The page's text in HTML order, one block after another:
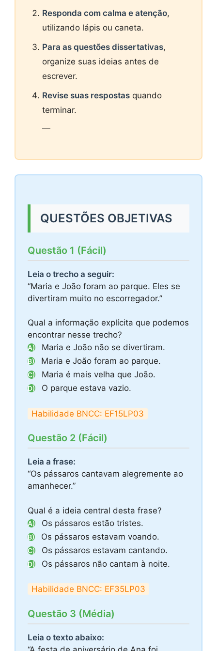
Responda com calma e atenção,
utilizando lápis ou caneta.
Para as questões dissertativas,
organize suas ideias antes de
escrever.
Revise suas respostas quando
terminar.
—
QUESTÕES OBJETIVAS
Questão 1 (Fácil)
Leia o trecho a seguir:
“Maria e João foram ao parque. Eles se
divertiram muito no escorregador.”
Qual a informação explícita que podemos
encontrar nesse trecho?
A) Maria e João não se divertiram.
B) Maria e João foram ao parque.
C) Maria é mais velha que João.
D) O parque estava vazio.
Habilidade BNCC: EF15LP03
Questão 2 (Fácil)
Leia a frase:
“Os pássaros cantavam alegremente ao
amanhecer.”
Qual é a ideia central desta frase?
A) Os pássaros estão tristes.
B) Os pássaros estavam voando.
C) Os pássaros estavam cantando.
D) Os pássaros não cantam à noite.
Habilidade BNCC: EF35LP03
Questão 3 (Média)
Leia o texto abaixo: